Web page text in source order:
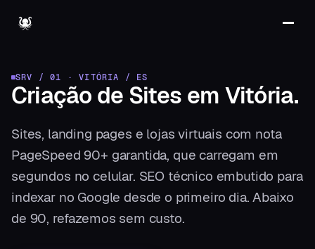
SRV / 01 ·VITÓRIA / ES
Criação de Sites em Vitória.
Sites, landing pages e lojas virtuais com nota
PageSpeed 90+ garantida, que carregam em
segundos no celular. SEO técnico embutido para
indexar no Google desde o primeiro dia. Abaixo
de 90, refazemos sem custo.